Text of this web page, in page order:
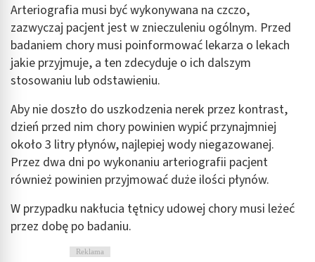
Arteriografia musi być wykonywana na czczo,
zazwyczaj pacjent jest w znieczuleniu ogólnym. Przed
badaniem chory musi poinformować lekarza o lekach
jakie przyjmuje, a ten zdecyduje o ich dalszym
stosowaniu lub odstawieniu.
Aby nie doszło do uszkodzenia nerek przez kontrast,
dzień przed nim chory powinien wypić przynajmniej
około 3 litry płynów, najlepiej wody niegazowanej.
Przez dwa dni po wykonaniu arteriografii pacjent
również powinien przyjmować duże ilości płynów.
W przypadku nakłucia tętnicy udowej chory musi leżeć
przez dobę po badaniu.
Reklama